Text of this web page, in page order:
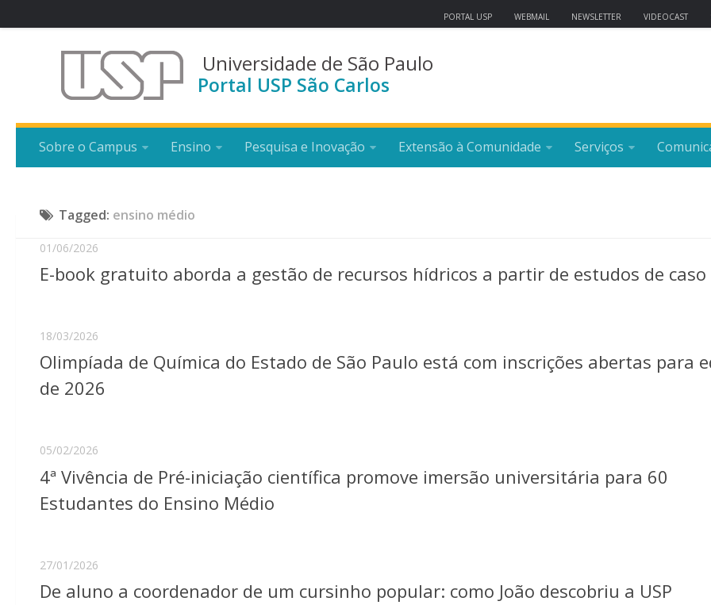
PORTAL USP WEBMAIL NEWSLETTER VIDEOCAST
Universidade de São Paulo
Portal USP São Carlos
Sobre o Campus Ensino Pesquisa e Inovação Extensão à Comunidade Serviços
Tagged: ensino médio
01/06/2026
E-book gratuito aborda a gestão de recursos hídricos a partir de estudos de caso
18/03/2026
Olimpíada de Química do Estado de São Paulo está com inscrições abertas para
de 2026
05/02/2026
4ª Vivência de Pré-iniciação científica promove imersão universitária para 60
Estudantes do Ensino Médio
27/01/2026
De aluno a coordenador de um cursinho popular: como João descobriu a USP